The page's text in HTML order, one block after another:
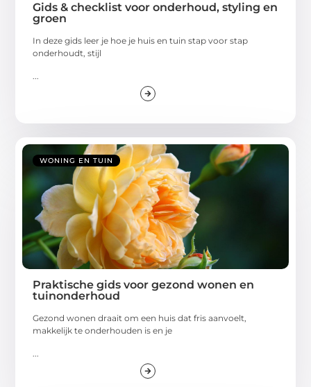
Gids & checklist voor onderhoud, styling en
groen
In deze gids leer je hoe je huis en tuin stap voor stap
onderhoudt, stijl
WONING EN TUIN
Praktische gids voor gezond wonen en
tuinonderhoud
Gezond wonen draait om een huis dat fris aanvoelt,
makkelijk te onderhouden is en je